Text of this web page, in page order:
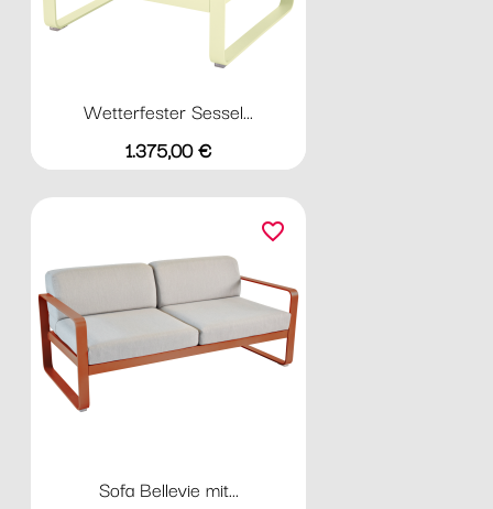
Wetterfester Sessel...
Preis
1.375,00 €
Sofa Bellevie mit...
favorite_border